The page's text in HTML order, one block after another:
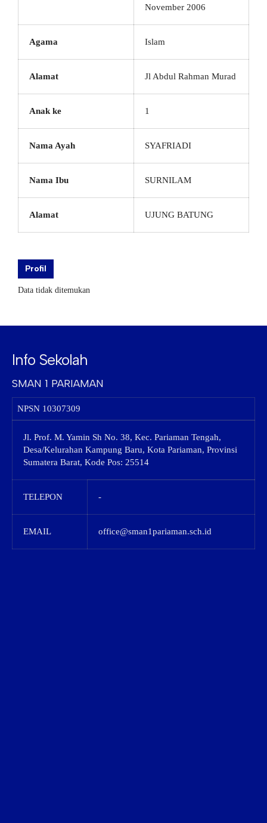
November 2006
Agama Islam
Alamat Jl Abdul Rahman Murad
Anak ke 1
Nama Ayah SYAFRIADI
Nama Ibu SURNILAM
Alamat UJUNG BATUNG
Profil
Data tidak ditemukan
Info Sekolah
SMAN 1 PARIAMAN
NPSN 10307309
Jl. Prof. M. Yamin Sh No. 38, Kec. Pariaman Tengah,
Desa/Kelurahan Kampung Baru, Kota Pariaman, Provinsi
Sumatera Barat, Kode Pos: 25514
TELEPON -
EMAIL office@sman1pariaman.sch.id